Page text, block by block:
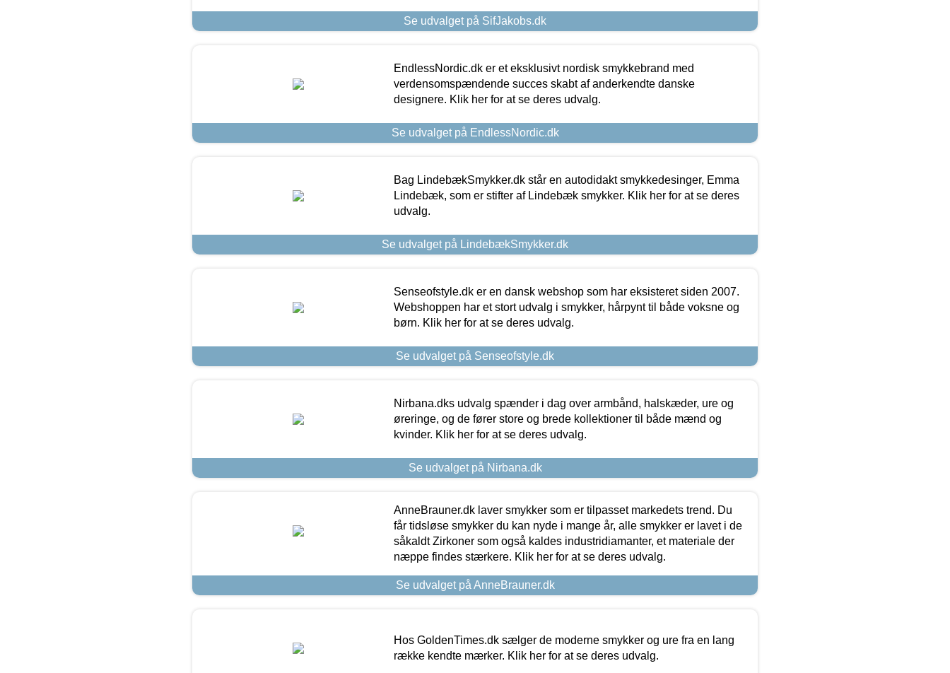
Se udvalget på SifJakobs.dk
EndlessNordic.dk er et eksklusivt nordisk smykkebrand med
verdensomspændende succes skabt af anderkendte danske
designere. Klik her for at se deres udvalg.
Se udvalget på EndlessNordic.dk
Bag LindebækSmykker.dk står en autodidakt smykkedesinger, Emma
Lindebæk, som er stifter af Lindebæk smykker. Klik her for at se deres
udvalg.
Se udvalget på LindebækSmykker.dk
Senseofstyle.dk er en dansk webshop som har eksisteret siden 2007.
Webshoppen har et stort udvalg i smykker, hårpynt til både voksne og
børn. Klik her for at se deres udvalg.
Se udvalget på Senseofstyle.dk
Nirbana.dks udvalg spænder i dag over armbånd, halskæder, ure og
øreringe, og de fører store og brede kollektioner til både mænd og
kvinder. Klik her for at se deres udvalg.
Se udvalget på Nirbana.dk
AnneBrauner.dk laver smykker som er tilpasset markedets trend. Du
får tidsløse smykker du kan nyde i mange år, alle smykker er lavet i de
såkaldt Zirkoner som også kaldes industridiamanter, et materiale der
næppe findes stærkere. Klik her for at se deres udvalg.
Se udvalget på AnneBrauner.dk
Hos GoldenTimes.dk sælger de moderne smykker og ure fra en lang
række kendte mærker. Klik her for at se deres udvalg.